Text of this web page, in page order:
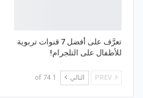
تعرَّف على أفضل 7 قنوات تربوية
للأطفال على التلجرام!
التالي 1 of 74